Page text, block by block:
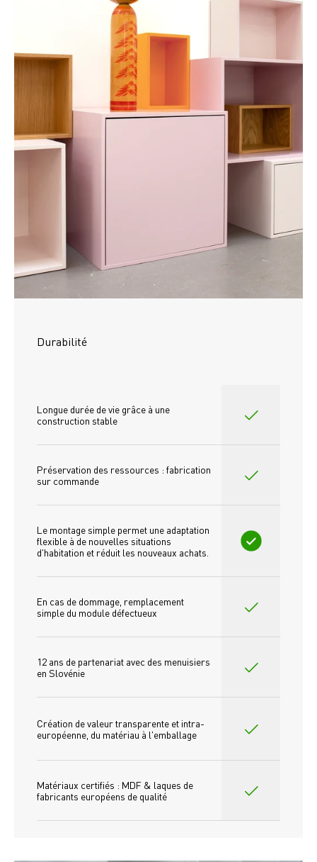
Durabilité
Longue durée de vie grâce à une
construction stable
Préservation des ressources : fabrication
sur commande
Le montage simple permet une adaptation
flexible à de nouvelles situations
d'habitation et réduit les nouveaux achats.
En cas de dommage, remplacement
simple du module défectueux
12 ans de partenariat avec des menuisiers
en Slovénie
Création de valeur transparente et intra-
européenne, du matériau à l'emballage
Matériaux certifiés : MDF & laques de
fabricants européens de qualité